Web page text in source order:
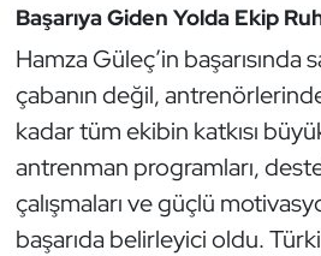
Başarıya Giden Yolda Ekip
Hamza Güleç’in başarısında
çabanın değil,
kadar tüm ekibin katkısı
antrenman programları,
çalışmaları ve güçlü
başarıda belirleyici oldu.
Motor Sporları
Muay Thai
Okçuluk
Optimist